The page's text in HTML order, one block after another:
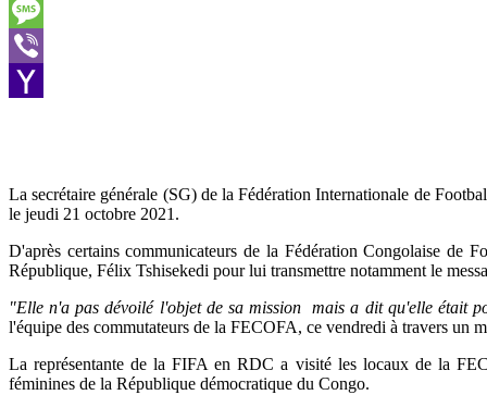
Skype
Message
Viber
La secrétaire générale (SG) de la Fédération Internationale de
le jeudi 21 octobre 2021.
D'après certains communicateurs de la Fédération Congolaise de
République, Félix Tshisekedi pour lui transmettre notamment le
"Elle n'a pas dévoilé l'objet de sa mission mais a dit qu'elle était
l'équipe des commutateurs de la FECOFA, ce vendredi à travers un
La représentante de la FIFA en RDC a visité les locaux de la
féminines de la République démocratique du Congo.